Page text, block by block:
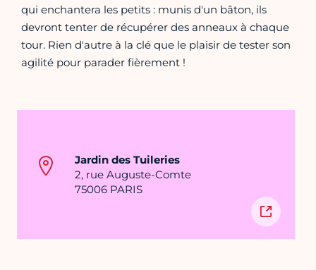
qui enchantera les petits : munis d'un bâton, ils
devront tenter de récupérer des anneaux à chaque
tour. Rien d'autre à la clé que le plaisir de tester son
agilité pour parader fièrement !
Jardin des Tuileries
2, rue Auguste-Comte
75006 PARIS